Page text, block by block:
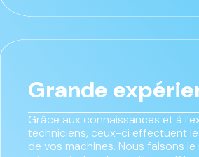
Grande
Grâce aux connaissances et à
techniciens, ceux-ci effectuent
de vos machines. Nous faisons